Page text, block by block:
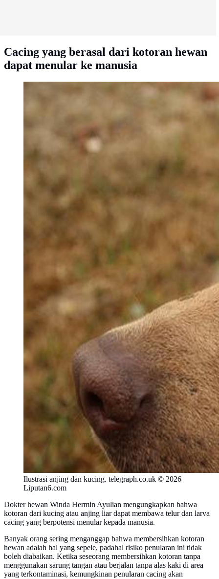
Cacing yang berasal dari kotoran hewan
dapat menular ke manusia
Ilustrasi anjing dan kucing. telegraph.co.uk © 2026
Liputan6.com
Dokter hewan Winda Hermin Ayulian mengungkapkan bahwa
kotoran dari kucing atau anjing liar dapat membawa telur dan larva
cacing yang berpotensi menular kepada manusia.
Banyak orang sering menganggap bahwa membersihkan kotoran
hewan adalah hal yang sepele, padahal risiko penularan ini tidak
boleh diabaikan. Ketika seseorang membersihkan kotoran tanpa
menggunakan sarung tangan atau berjalan tanpa alas kaki di area
yang terkontaminasi, kemungkinan penularan cacing akan